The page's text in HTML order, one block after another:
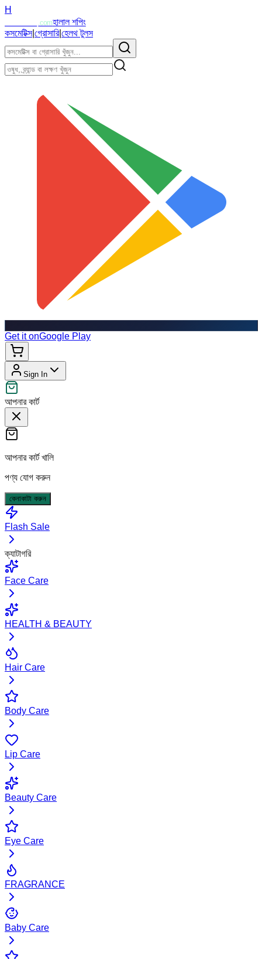
H
.comহালাল শপিং
কসমেটিক্স|গ্রোসারি|হেলথ টুলস
Get it onGoogle Play
Sign In
আপনার কার্ট
আপনার কার্ট খালি
পণ্য যোগ করুন
কেনাকাটা করুন
Flash Sale
ক্যাটাগরি
Face Care
HEALTH & BEAUTY
Hair Care
Body Care
Lip Care
Beauty Care
Eye Care
FRAGRANCE
Baby Care